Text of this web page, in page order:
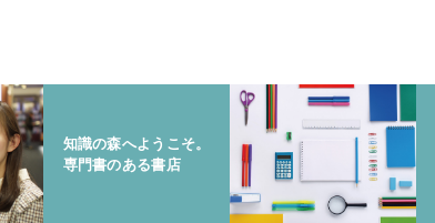
知識の森へようこそ。
専門書のある書店